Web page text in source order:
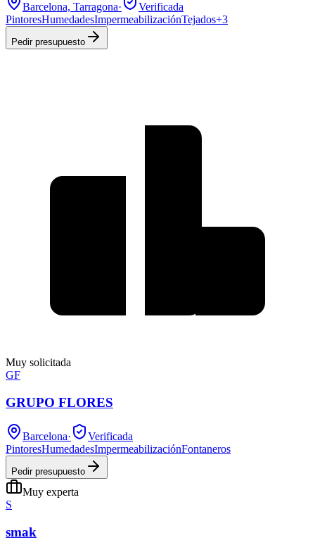
Barcelona, Tarragona·
Verificada
PintoresHumedadesImpermeabilizaciónTejados+3
Pedir presupuesto
Muy solicitada
GF
GRUPO FLORES
Barcelona·
Verificada
PintoresHumedadesImpermeabilizaciónFontaneros
Pedir presupuesto
Muy experta
S
smak